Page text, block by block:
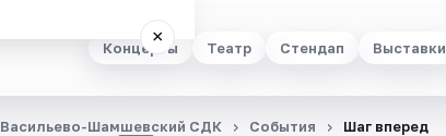
Концерты Театр Стендап Выставки
×
Васильево-Шамшевский СДК События Шаг вперед